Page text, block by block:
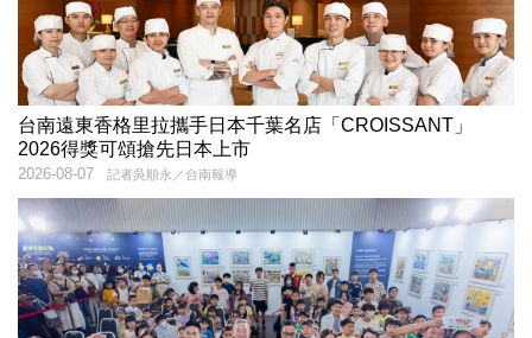
台南遠東香格里拉攜手日本千葉名店「CROISSANT」
2026得獎可頌搶先日本上市
記者吳順永／台南報導
2026-08-07